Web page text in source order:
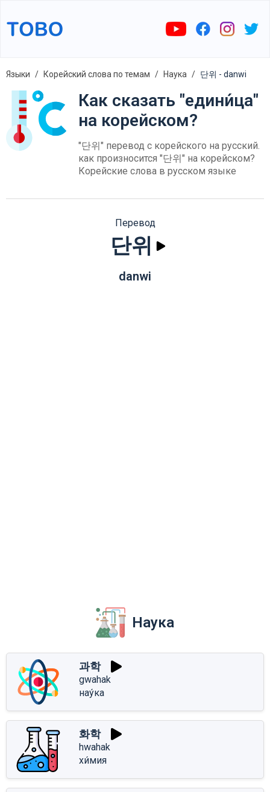
Языки Корейский слова по темам Наука 단위 - danwi
Как сказать "едини́ца"
на корейском?
"단위" перевод с корейского на русский.
как произносится "단위" на корейском?
Корейские слова в русском языке
Перевод
단위
danwi
Наука
과학
gwahak
нау́ка
화학
hwahak
хи́мия